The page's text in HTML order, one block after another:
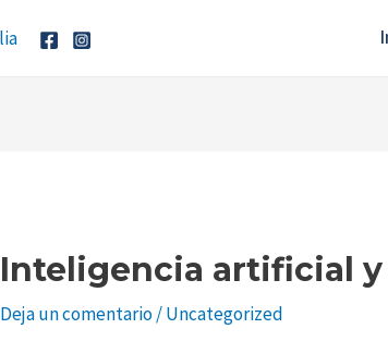
Inteligencia artificial
Deja un comentario/Uncategorized